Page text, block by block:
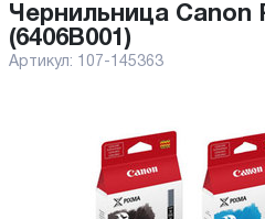
Чернильница Canon PGI-72Y
(6406B001)
Артикул: 107-145363